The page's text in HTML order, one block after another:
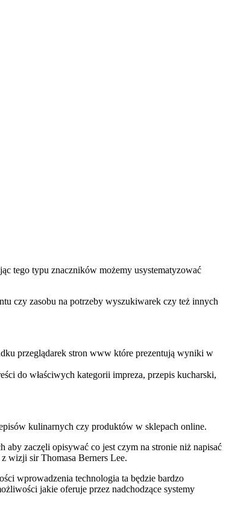
tego typu znaczników możemy usystematyzować
czy zasobu na potrzeby wyszukiwarek czy też innych
przeglądarek stron www które prezentują wyniki w
do właściwych kategorii impreza, przepis kucharski,
kulinarnych czy produktów w sklepach online.
zaczęli opisywać co jest czym na stronie niż napisać
wizji sir Thomasa Berners Lee.
wprowadzenia technologia ta będzie bardzo
jakie oferuje przez nadchodzące systemy